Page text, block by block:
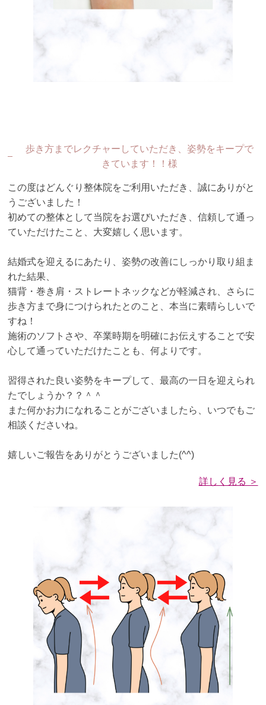
歩き方までレクチャーしていただき、姿勢をキープで
きています！！様
この度はどんぐり整体院をご利用いただき、誠にありがと
うございました！
初めての整体として当院をお選びいただき、信頼して通っ
ていただけたこと、大変嬉しく思います。
結婚式を迎えるにあたり、姿勢の改善にしっかり取り組ま
れた結果、
猫背・巻き肩・ストレートネックなどが軽減され、さらに
歩き方まで身につけられたとのこと、本当に素晴らしいで
すね！
施術のソフトさや、卒業時期を明確にお伝えすることで安
心して通っていただけたことも、何よりです。
習得された良い姿勢をキープして、最高の一日を迎えられ
たでしょうか？？＾＾
また何かお力になれることがございましたら、いつでもご
相談くださいね。
嬉しいご報告をありがとうございました(^^)
詳しく見る ＞